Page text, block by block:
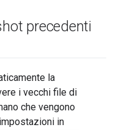
precedenti
la
i vecchi file di
che vengono
in